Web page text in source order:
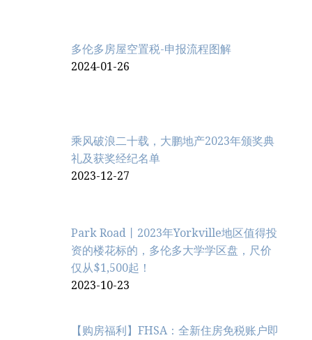
多伦多房屋空置税-申报流程图解
2024-01-26
乘风破浪二十载，大鹏地产2023年颁奖典
礼及获奖经纪名单
2023-12-27
Park Road丨2023年Yorkville地区值得投
资的楼花标的，多伦多大学学区盘，尺价
仅从$1,500起！
2023-10-23
【购房福利】FHSA：全新住房免税账户即